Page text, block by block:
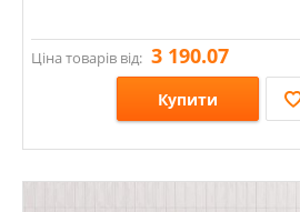
Ціна товарів від: 3 190.07
Купити
Стилі: Під бетон; Під камінь;